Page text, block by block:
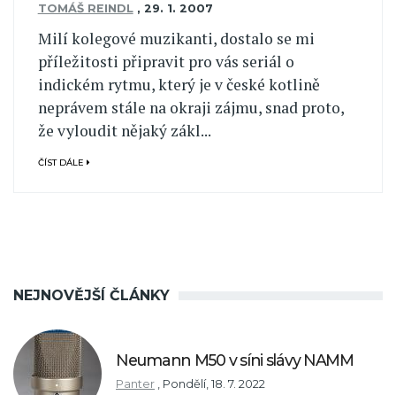
TOMÁŠ REINDL , 29. 1. 2007
Milí kolegové muzikanti, dostalo se mi
příležitosti připravit pro vás seriál o
indickém rytmu, který je v české kotlině
neprávem stále na okraji zájmu, snad proto,
že vyloudit nějaký zákl...
ČÍST DÁLE
NEJNOVĚJŠÍ ČLÁNKY
Neumann M50 v síni slávy NAMM
Panter Pondělí, 18. 7. 2022